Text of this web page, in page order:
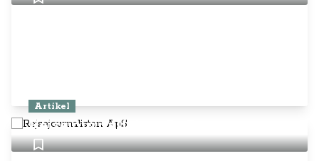
Artikel
Rejsejournalisten ApS